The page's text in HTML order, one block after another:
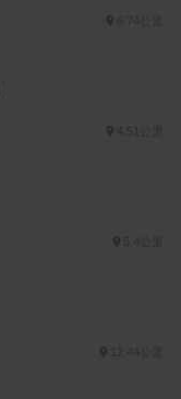
6.74公里
4.51公里
5.4公里
12.44公里